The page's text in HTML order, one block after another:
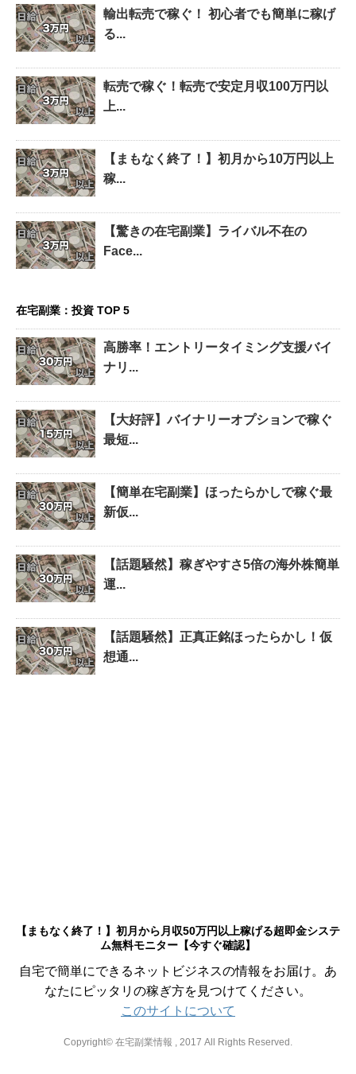
輸出転売で稼ぐ！ 初心者でも簡単に稼げ
る...
転売で稼ぐ！転売で安定月収100万円以
上...
【まもなく終了！】初月から10万円以上
稼...
【驚きの在宅副業】ライバル不在の
Face...
在宅副業：投資 TOP 5
高勝率！エントリータイミング支援バイ
ナリ...
【大好評】バイナリーオプションで稼ぐ
最短...
【簡単在宅副業】ほったらかしで稼ぐ最
新仮...
【話題騒然】稼ぎやすさ5倍の海外株簡単
運...
【話題騒然】正真正銘ほったらかし！仮
想通...
【まもなく終了！】初月から月収50万円以上稼げる超即金システ
ム無料モニター【今すぐ確認】
自宅で簡単にできるネットビジネスの情報をお届け。あ
なたにピッタリの稼ぎ方を見つけてください。
このサイトについて
Copyright© 在宅副業情報 , 2017 All Rights Reserved.